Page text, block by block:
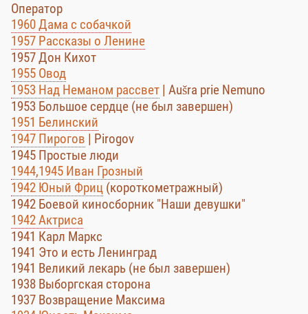
Оператор
1960 Дама с собачкой
1957 Рассказы о Ленине
1957 Дон Кихот
1955 Овод
1953 Над Неманом рассвет | Aušra prie Nemuno
1953 Большое сердце (не был завершен)
1951 Белинский
1947 Пирогов | Pirogov
1945 Простые люди
1944,1945 Иван Грозный
1942 Юный Фриц (короткометражный)
1942 Боевой киносборник "Наши девушки"
1942 Актриса
1941 Карл Маркс
1941 Это и есть Ленинград
1941 Великий лекарь (не был завершен)
1938 Выборгская сторона
1937 Возвращение Максима